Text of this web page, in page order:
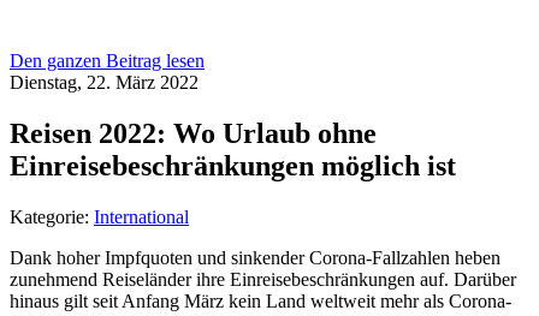
Den ganzen Beitrag lesen
Dienstag, 22. März 2022
Reisen 2022: Wo Urlaub ohne
Einreisebeschränkungen möglich ist
Kategorie: International
Dank hoher Impfquoten und sinkender Corona-Fallzahlen heben
zunehmend Reiseländer ihre Einreisebeschränkungen auf. Darüber
hinaus gilt seit Anfang März kein Land weltweit mehr als Corona-